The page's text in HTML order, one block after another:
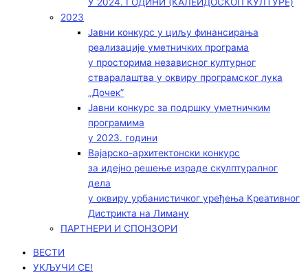
2023
Јавни конкурс у циљу финансирања
реализације уметничких програма
у просторима независног културног
стваралаштва у оквиру програмског лука
„Дочек”
Јавни конкурс за подршку уметничким
програмима
у 2023. години
Вајарско-архитектонски конкурс
за идејно решење израде скулптуралног
дела
у оквиру урбанистичког уређења Креативног
Дистрикта на Лиману
ПАРТНЕРИ И СПОНЗОРИ
ВЕСТИ
УКЉУЧИ СЕ!